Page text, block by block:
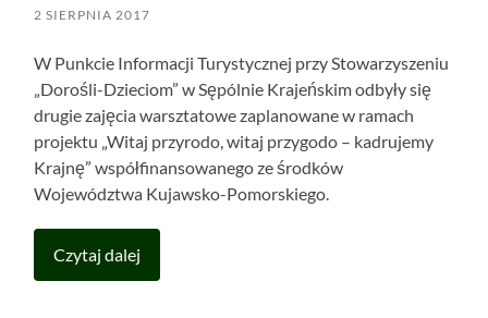
2 SIERPNIA 2017
W Punkcie Informacji Turystycznej przy Stowarzyszeniu
„Dorośli-Dzieciom” w Sępólnie Krajeńskim odbyły się
drugie zajęcia warsztatowe zaplanowane w ramach
projektu „Witaj przyrodo, witaj przygodo – kadrujemy
Krajnę” współfinansowanego ze środków
Województwa Kujawsko-Pomorskiego.
Czytaj dalej